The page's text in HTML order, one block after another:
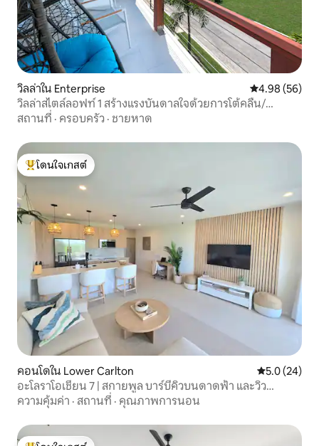
วิลล่าใน Enterprise คะแนนเฉลี่ย
4.98 (56)
วิลล่าสไตล์ลอฟท์ 1 สร้างแรงบันดาลใจด้วยการโต้คลื่น/
ชายหาด
สถานที่ · ครอบครัว · ชายหาด
โดนใจเกสต์ที่สุด
โดนใจเกสต์
คอนโดใน Lower Carlton คะแนนเฉลี่ย
5.0 (24)
อะโลราโอเชียน 7 | สกายพูล บาร์บีคิวบนดาดฟ้า และวิว
มหาสมุทร
ความคุ้มค่า · สถานที่ · คุณภาพการนอน